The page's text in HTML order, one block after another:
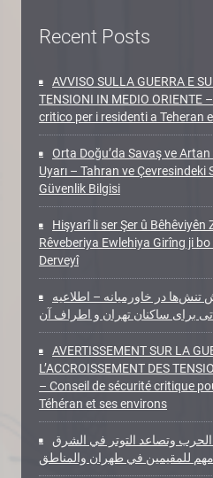
Recent Posts
AVVISO SULLA GUERRA E
TENSIONI IN MEDIO ORIENTE
critico per i residenti a Teheran
Orta Doğu’da Savaş ve
Uyarı – Tahran ve Çevresindeki
Güvenlik Bilgisi
Hişyarî li ser Şer û Bêhêviyên
Rêveberiya Ewlehiya Girîng ji
Derveyî
در خاورمیانه – اطلاعیه
برای ساکنان تهران و اطراف آن
AVERTISSEMENT SUR LA
L’ACCROISSEMENT DES
– Conseil de sécurité critique
Téhéran et ses environs
وتصاعد التوتر في الشرق
مهم للمقيمين في طهران والمناطق